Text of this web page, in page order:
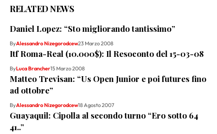
RELATED NEWS
Daniel Lopez: “Sto migliorando tantissimo”
ByAlessandro Nizegorodcew23 Marzo 2008
Itf Roma-Real (10.000$): Il Resoconto del 15-03-08
ByLuca Brancher15 Marzo 2008
Matteo Trevisan: “Us Open Junior e poi futures fino
ad ottobre”
ByAlessandro Nizegorodcew18 Agosto 2007
Guayaquil: Cipolla al secondo turno “Ero sotto 64
41..”